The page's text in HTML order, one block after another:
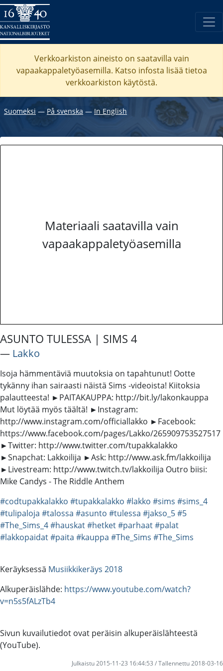
Verkkoarkiston aineisto on saatavilla vain
vapaakappaletyöasemilla. Katso infosta lisää tietoa
verkkoarkiston käytöstä.
Suomeksi ― På svenska ― In English
Materiaali saatavilla vain
vapaakappaletyöasemilla
ASUNTO TULESSA | SIMS 4
― Lakko
Isoja hämmentäviä muutoksia on tapahtunut! Ootte
tykänny ihan sairaasti näistä Sims -videoista! Kiitoksia
palautteesta! ►PAITAKAUPPA: http://bit.ly/lakonkauppa
Mut löytää myös täältä! ►Instagram:
http://www.instagram.com/officiallakko ►Facebook:
https://www.facebook.com/pages/Lakko/265909753527517
►Twitter: http://www.twitter.com/tupakkalakko
►Snapchat: Lakkoilija ►Ask: http://www.ask.fm/lakkoilija
►Livestream: http://www.twitch.tv/lakkoilija Outro biisi:
Mike Candys - The Riddle Anthem
#codtupakkalakko #tupakkalakko #lakko #sims #sims_4
#tulipaloja #talossa #asunto #tulessa #jakso_5#5
#The_Sims_4#hauskat#hetket#parhaat#palat
#lakkopaidat#paita #kauppa #The_Sims #The_Sims
Keräyksessä Musiikkikeräys 2018
Alkuperäislähde: https://www.youtube.com/watch?
v=n5s5fALzTb4
Sivun kuvailutiedot ovat peräisin alkuperäislähteestä
(YouTube).
Julkaistu 2015-11-23 16:44:53 / Tallennettu 2018-03-16